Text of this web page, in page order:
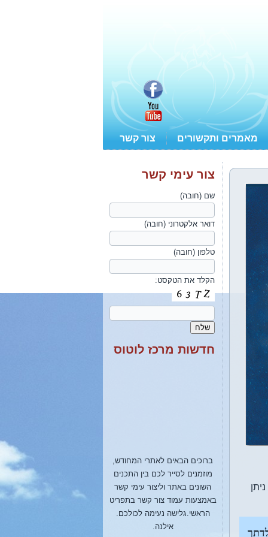
מאמרים ותקשורים צור קשר
צור עימי קשר
שם (חובה)
דואר אלקטרוני (חובה)
טלפון (חובה)
הקלד את הטקסט:
חדשות מרכז לוטוס
מוזמנים לסייר לכם בין התכנים
השונים באתר וליצור עימי קשר
באמצעות עמוד צור קשר בתפריט
הראשי.גלישה נעימה לכולכם.
אילנה.